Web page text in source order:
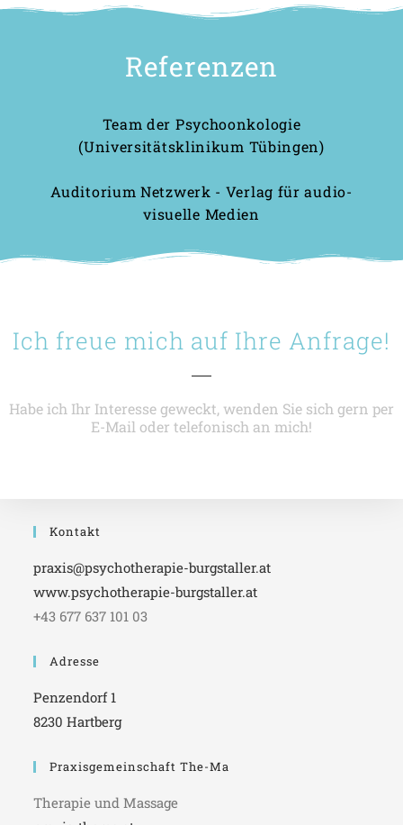
Referenzen
Team der Psychoonkologie
(Universitätsklinikum Tübingen)
Auditorium Netzwerk - Verlag für audio-
visuelle Medien
Ich freue mich auf Ihre Anfrage!
Habe ich Ihr Interesse geweckt, wenden Sie sich gern per
E-Mail oder telefonisch an mich!
Kontakt
praxis@psychotherapie-burgstaller.at
www.psychotherapie-burgstaller.at
+43 677 637 101 03
Adresse
Penzendorf 1
8230 Hartberg
Praxisgemeinschaft The-Ma
Therapie und Massage